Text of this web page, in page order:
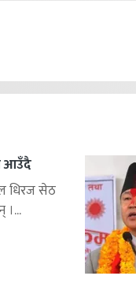
आउँदै
धिरज सेठ
।...